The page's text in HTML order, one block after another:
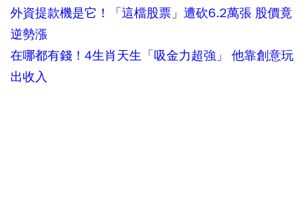
外資提款機是它！「這檔股票」遭砍6.2萬張 股價竟
逆勢漲
在哪都有錢！4生肖天生「吸金力超強」 他靠創意玩
出收入